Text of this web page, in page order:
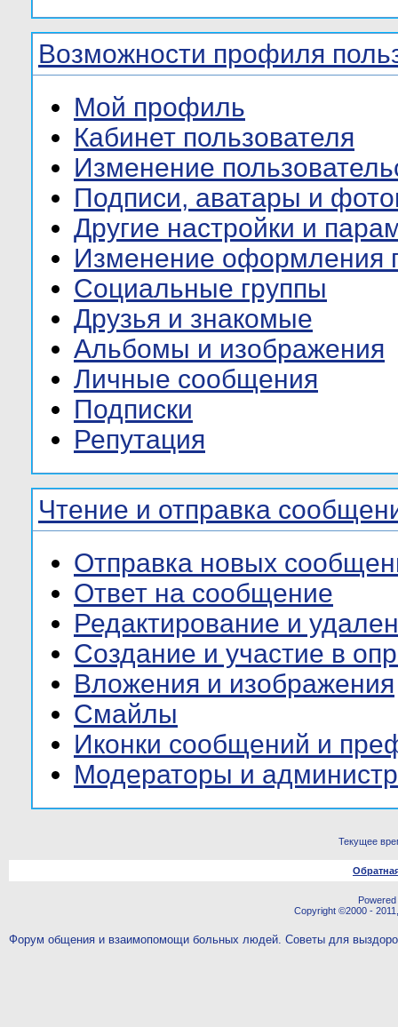
Возможности профиля
Мой профиль
Кабинет пользователя
Изменение
Подписи, аватары и
Другие настройки и
Изменение оформления
Социальные группы
Друзья и знакомые
Альбомы и изображения
Личные сообщения
Подписки
Репутация
Чтение и отправка
Отправка новых
Ответ на сообщение
Редактирование и
Создание и участие в
Вложения и изображения
Смайлы
Иконки сообщений и
Модераторы и
Текущее
Copyright ©2000 -
Форум общения и взаимопомощи больных людей. Советы для